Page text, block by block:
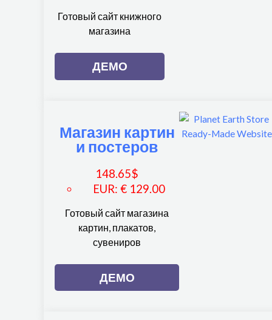
Готовый сайт книжного
магазина
ДЕМО
Магазин картин
и постеров
148.65$
EUR:€ 129.00
Готовый сайт магазина
картин, плакатов,
сувениров
ДЕМО